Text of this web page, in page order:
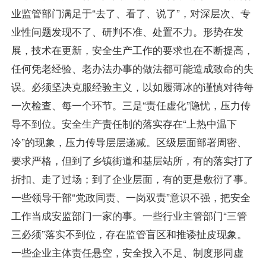
业监管部门满足于“去了、看了、说了”，对深层次、专
业性问题发现不了、研判不准、处置不力。形势在发
展，技术在更新，安全生产工作的要求也在不断提高，
任何凭老经验、老办法办事的做法都可能造成致命的失
误。必须坚决克服经验主义，以如履薄冰的谨慎对待每
一次检查、每一个环节。三是“责任虚化”隐忧，压力传
导不到位。安全生产责任制的落实存在“上热中温下
冷”的现象，压力传导层层递减。区级层面部署周密、
要求严格，但到了乡镇街道和基层站所，有的落实打了
折扣、走了过场；到了企业层面，有的更是敷衍了事。
一些领导干部“党政同责、一岗双责”意识不强，把安全
工作当成安监部门一家的事。一些行业主管部门“三管
三必须”落实不到位，存在监管盲区和推诿扯皮现象。
一些企业主体责任悬空，安全投入不足、制度形同虚